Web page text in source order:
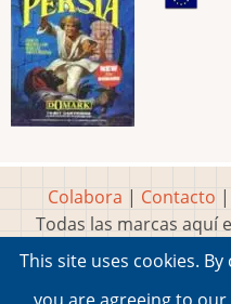
Colabora | Contacto |
Todas las marcas aquí
respectivos
Idea, página,
This site uses cookies.